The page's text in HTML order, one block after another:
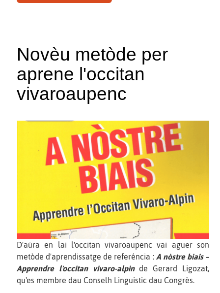
Novèu metòde per
aprene l'occitan
vivaroaupenc
D'aüra en lai l'occitan vivaroaupenc vai aguer son
metòde d'aprendissatge de referéncia : A nòstre biais –
Apprendre l'occitan vivaro-alpinde Gerard Ligozat,
qu'es membre dau Conselh Linguistic dau Congrès.